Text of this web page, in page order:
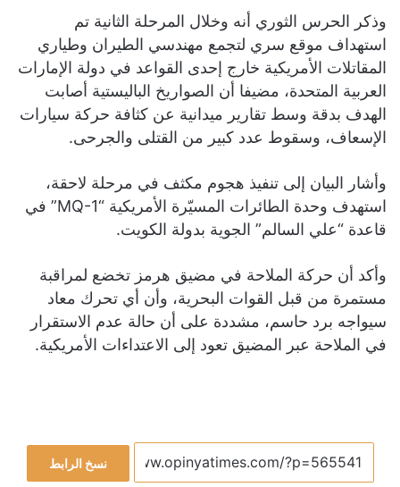
وذكر الحرس الثوري أنه وخلال المرحلة الثانية تم
استهداف موقع سري لتجمع مهندسي الطيران وطياري
المقاتلات الأمريكية خارج إحدى القواعد في دولة الإمارات
العربية المتحدة، مضيفا أن الصواريخ الباليستية أصابت
الهدف بدقة وسط تقارير ميدانية عن كثافة حركة سيارات
الإسعاف، وسقوط عدد كبير من القتلى والجرحى.
وأشار البيان إلى تنفيذ هجوم مكثف في مرحلة لاحقة،
استهدف وحدة الطائرات المسيّرة الأمريكية “MQ-1” في
قاعدة “علي السالم” الجوية بدولة الكويت.
وأكد أن حركة الملاحة في مضيق هرمز تخضع لمراقبة
مستمرة من قبل القوات البحرية، وأن أي تحرك معاد
سيواجه برد حاسم، مشددة على أن حالة عدم الاستقرار
في الملاحة عبر المضيق تعود إلى الاعتداءات الأمريكية.
نسخ الرابط